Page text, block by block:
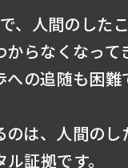
、人間のしたこ
らなくなって
の追随も困難
は、人間のし
証拠です。